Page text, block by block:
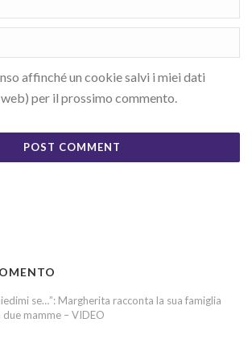
affinché un cookie salvi i miei dati
per il prossimo commento.
se…”: Margherita racconta la sua famiglia
due mamme – VIDEO